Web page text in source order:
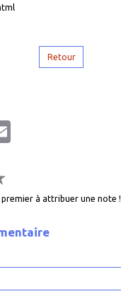
Retour
à attribuer une note !